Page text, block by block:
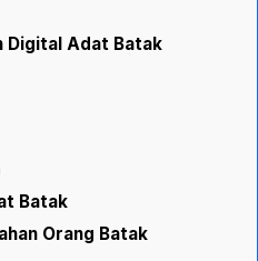
Digital Adat Batak
Batak
Orang Batak